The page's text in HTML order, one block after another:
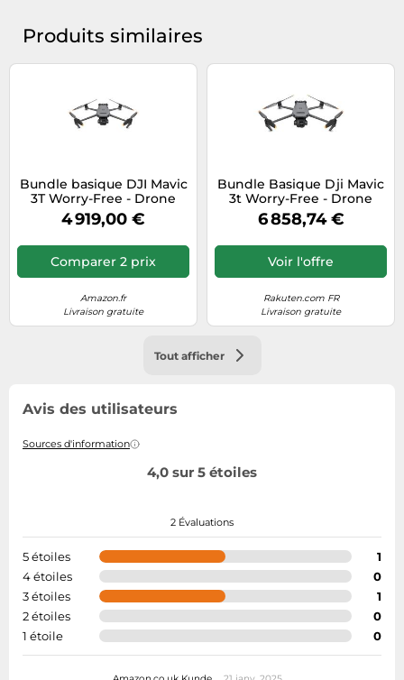
Produits similaires
Bundle basique DJI Mavic
3T Worry-Free - Drone
caméra 640 x 512 caméra
thermique, caméra grand
angle CMOS 1/2, zoom
hybride 56x, vol de 39
min, C2
4 919,00 €
Comparer 2 prix
Amazon.fr
Livraison gratuite
Bundle Basique Dji Mavic
3t Worry-Free - Drone
Camera 640 X 512 Camera
Thermique, Camera Grand
Angle Cmos 12, Zoom
Hybride 56x, Vol
Multicolore
6 858,74 €
Voir l'offre
Rakuten.com FR
Livraison gratuite
Tout afficher
Avis des utilisateurs
Sources d'information
4,0 sur 5 étoiles
2 Évaluations
5 étoiles
1
4 étoiles
0
3 étoiles
1
2 étoiles
0
1 étoile
0